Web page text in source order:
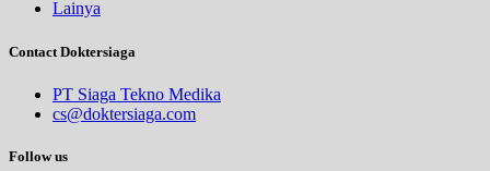
Lainya
Contact Doktersiaga
PT Siaga Tekno Medika
cs@doktersiaga.com
Follow us